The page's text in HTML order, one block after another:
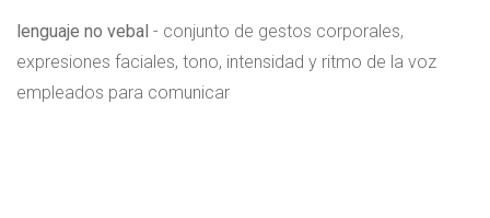
lenguaje no vebal - conjunto de gestos corporales,
expresiones faciales, tono, intensidad y ritmo de la voz
empleados para comunicar